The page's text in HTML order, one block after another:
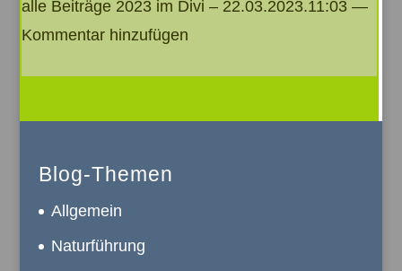
alle Beiträge 2023 im Divi – 22.03.2023.11:03 —
Kommentar hinzufügen
Blog-Themen
Allgemein
Naturführung